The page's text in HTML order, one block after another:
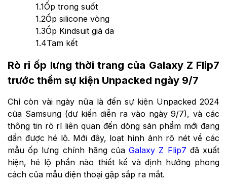
1.1Ốp trong suốt
1.2Ốp silicone vòng
1.3Ốp Kindsuit giả da
1.4Tạm kết
Rò rỉ ốp lưng thời trang của Galaxy Z Flip7
trước thềm sự kiện Unpacked ngày 9/7
Chỉ còn vài ngày nữa là đến sự kiện Unpacked 2024
của Samsung (dự kiến diễn ra vào ngày 9/7), và các
thông tin rò rỉ liên quan đến dòng sản phẩm mới đang
dần được hé lộ. Mới đây, loạt hình ảnh rõ nét về các
mẫu ốp lưng chính hãng củaGalaxy Z Flip7 đã xuất
hiện, hé lộ phần nào thiết kế và định hướng phong
cách của mẫu điện thoại gập sắp ra mắt.